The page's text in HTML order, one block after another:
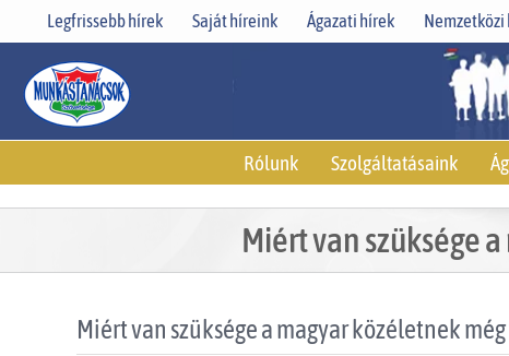
Legfrissebb hírek Saját híreink Ágazati hírek Nemzetközi
Rólunk Szolgáltatásaink
Miért van szüksége
Miért van szüksége a magyar közéletnek